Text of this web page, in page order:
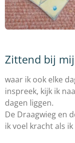
Zittend bij
waar ik ook elke
inspreek, kijk ik
dagen liggen.
De Draagwieg en
ik voel kracht als